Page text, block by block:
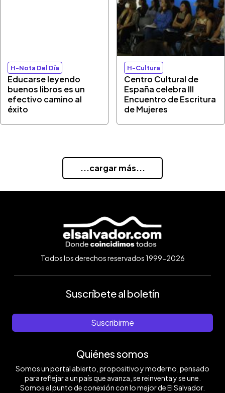
H-Nota Del Día
Educarse leyendo
buenos libros es un
efectivo camino al
éxito
H-Cultura
Centro Cultural de
España celebra III
Encuentro de Escritura
de Mujeres
...cargar más...
Todos los derechos reservados 1999-2026
Suscríbete al boletín
Suscribirme
Quiénes somos
Somos un portal abierto, propositivo y moderno, pensado
para reflejar a un país que avanza, se reinventa y se une.
Somos el punto de conexión con lo mejor de El Salvador.